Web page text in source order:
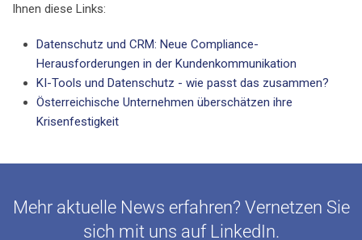
Ihnen diese Links:
Datenschutz und CRM: Neue Compliance-
Herausforderungen in der Kundenkommunikation
KI-Tools und Datenschutz - wie passt das zusammen?
Österreichische Unternehmen überschätzen ihre
Krisenfestigkeit
Mehr aktuelle News erfahren? Vernetzen Sie
sich mit uns auf LinkedIn.